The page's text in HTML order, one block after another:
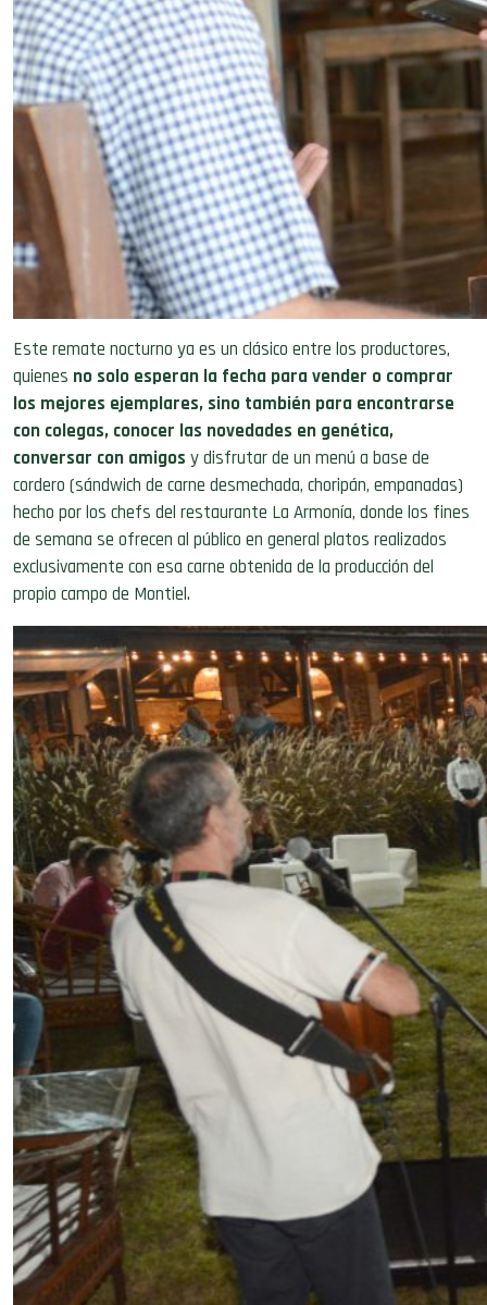
Este remate nocturnoya es un clásico entre los productores,
quienesno solo esperan la fecha para vender o comprar
los mejores ejemplares, sino también para encontrarse
con colegas, conocer las novedades en genética,
conversar con amigosydisfrutar de un menú a base de
cordero (sándwich de carne desmechada, choripán, empanadas)
hecho por los chefs del restaurante La Armonía, donde los fines
de semana se ofrecen al público en general platos realizados
exclusivamente con esa carne obtenida de la producción del
propio campo de Montiel.